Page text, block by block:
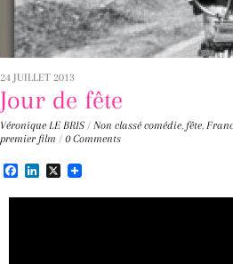
24 JUILLET 2013
Jour de fête
Véronique LE BRIS / Non classé comédie, fête,
premier film / 0 Comments
F
c
L
n
X